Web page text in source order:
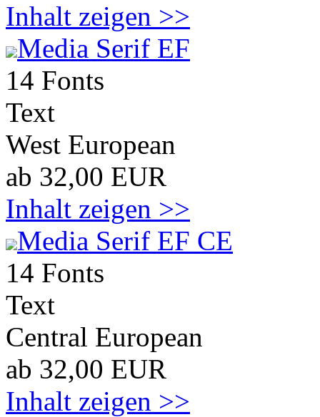
Inhalt zeigen >>
Media Serif EF
14 Fonts
Text
West European
ab 32,00 EUR
Inhalt zeigen >>
Media Serif EF CE
14 Fonts
Text
Central European
ab 32,00 EUR
Inhalt zeigen >>